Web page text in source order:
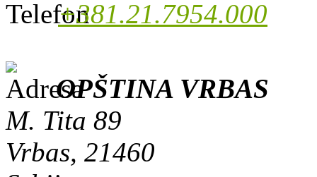
+381.21.7954.000
OPŠTINA VRBAS
M. Tita 89
Vrbas, 21460